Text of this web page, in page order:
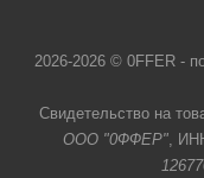
2026-2026 © 0FFER -
Свидетельство на
ООО "0ФФЕР",